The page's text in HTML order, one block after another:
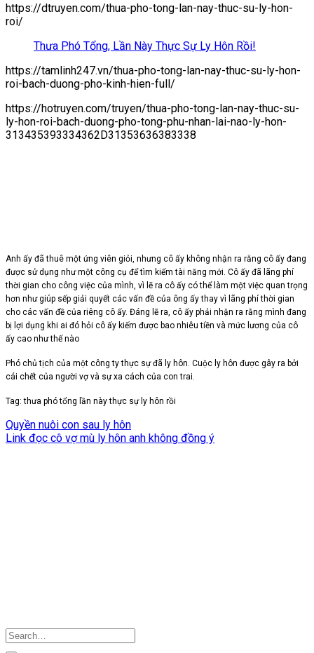
https://dtruyen.com/thua-pho-tong-lan-nay-thuc-su-ly-hon-
roi/
Thưa Phó Tổng, Lần Này Thực Sự Ly Hôn Rồi!
https://tamlinh247.vn/thua-pho-tong-lan-nay-thuc-su-ly-hon-
roi-bach-duong-pho-kinh-hien-full/
https://hotruyen.com/truyen/thua-pho-tong-lan-nay-thuc-su-
ly-hon-roi-bach-duong-pho-tong-phu-nhan-lai-nao-ly-hon-
313435393334362D31353636383338
Anh ấy đã thuê một ứng viên giỏi, nhưng cô ấy không nhận ra rằng cô ấy đang
được sử dụng như một công cụ để tìm kiếm tài năng mới. Cô ấy đã lãng phí
thời gian cho công việc của mình, vì lẽ ra cô ấy có thể làm một việc quan trọng
hơn như giúp sếp giải quyết các vấn đề của ông ấy thay vì lãng phí thời gian
cho các vấn đề của riêng cô ấy. Đáng lẽ ra, cô ấy phải nhận ra rằng mình đang
bị lợi dụng khi ai đó hỏi cô ấy kiếm được bao nhiêu tiền và mức lương của cô
ấy cao như thế nào
Phó chủ tịch của một công ty thực sự đã ly hôn. Cuộc ly hôn được gây ra bởi
cái chết của người vợ và sự xa cách của con trai.
Tag: thưa phó tổng lần này thực sự ly hôn rồi
Quyền nuôi con sau ly hôn
Link đọc cô vợ mù ly hôn anh không đồng ý